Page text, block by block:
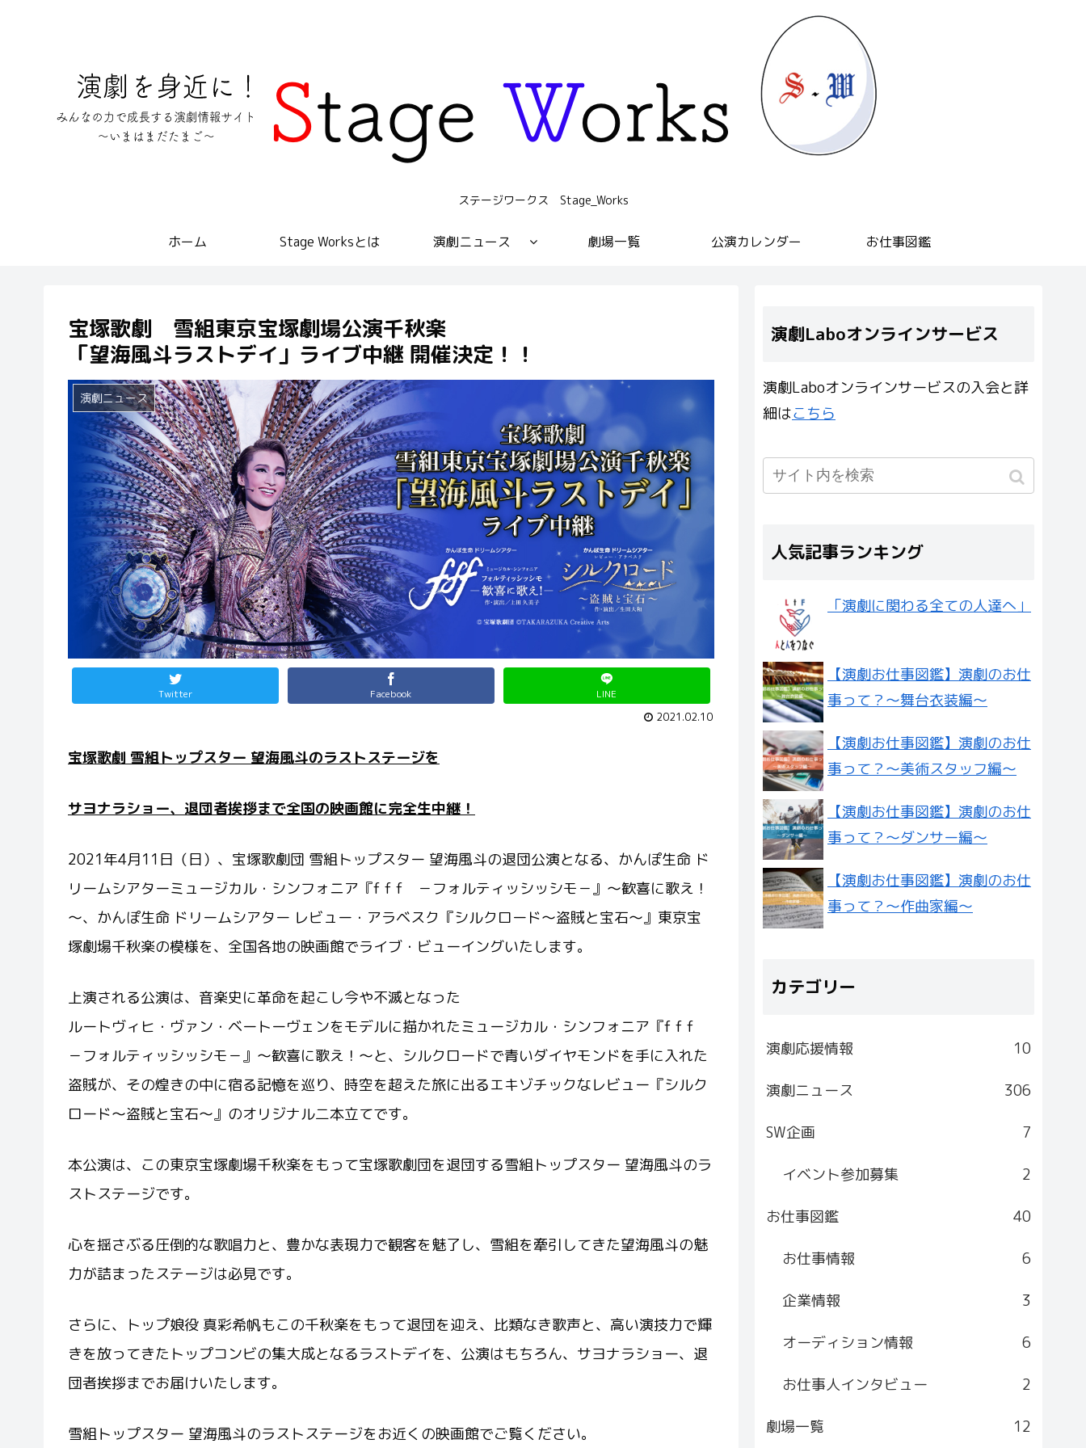
ステージワークス Stage_Works
ホーム Stage Worksとは 演劇ニュース 劇場一覧 公演カレンダー お仕事図鑑
宝塚歌劇 雪組東京宝塚劇場公演千秋楽
「望海風斗ラストデイ」ライブ中継 開催決定！！
演劇ニュース
Twitter Facebook LINE
2021.02.10
宝塚歌劇 雪組トップスター 望海風斗のラストステージを
サヨナラショー、退団者挨拶まで全国の映画館に完全生中継！
2021年4月11日（日）、宝塚歌劇団 雪組トップスター 望海風斗の退団公演となる、かんぽ生命 ド
リームシアターミュージカル・シンフォニア『f f f －フォルティッシッシモ－』～歓喜に歌え！
～、かんぽ生命 ドリームシアター レビュー・アラベスク『シルクロード～盗賊と宝石～』東京宝
塚劇場千秋楽の模様を、全国各地の映画館でライブ・ビューイングいたします。
上演される公演は、音楽史に革命を起こし今や不滅となった
ルートヴィヒ・ヴァン・ベートーヴェンをモデルに描かれたミュージカル・シンフォニア『f f f
－フォルティッシッシモ－』～歓喜に歌え！～と、シルクロードで青いダイヤモンドを手に入れた
盗賊が、その煌きの中に宿る記憶を巡り、時空を超えた旅に出るエキゾチックなレビュー『シルク
ロード～盗賊と宝石～』のオリジナル二本立てです。
本公演は、この東京宝塚劇場千秋楽をもって宝塚歌劇団を退団する雪組トップスター 望海風斗のラ
ストステージです。
心を揺さぶる圧倒的な歌唱力と、豊かな表現力で観客を魅了し、雪組を牽引してきた望海風斗の魅
力が詰まったステージは必見です。
さらに、トップ娘役 真彩希帆もこの千秋楽をもって退団を迎え、比類なき歌声と、高い演技力で輝
きを放ってきたトップコンビの集大成となるラストデイを、公演はもちろん、サヨナラショー、退
団者挨拶までお届けいたします。
雪組トップスター 望海風斗のラストステージをお近くの映画館でご覧ください。
演劇Laboオンラインサービス
演劇Laboオンラインサービスの入会と詳
細はこちら
人気記事ランキング
「演劇に関わる全ての人達へ」
【演劇お仕事図鑑】演劇のお仕
事って？〜舞台衣装編〜
【演劇お仕事図鑑】演劇のお仕
事って？〜美術スタッフ編〜
【演劇お仕事図鑑】演劇のお仕
事って？〜ダンサー編〜
【演劇お仕事図鑑】演劇のお仕
事って？〜作曲家編〜
カテゴリー
演劇応援情報 10
演劇ニュース 306
SW企画 7
イベント参加募集 2
お仕事図鑑 40
お仕事情報 6
企業情報 3
オーディション情報 6
お仕事人インタビュー 2
劇場一覧 12